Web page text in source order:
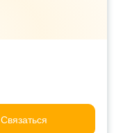
Связаться